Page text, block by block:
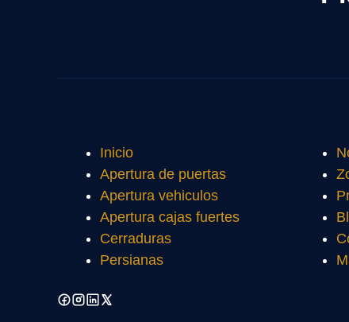
Inicio
Apertura de puertas
Apertura vehiculos
Apertura cajas fuertes
Cerraduras
Persianas